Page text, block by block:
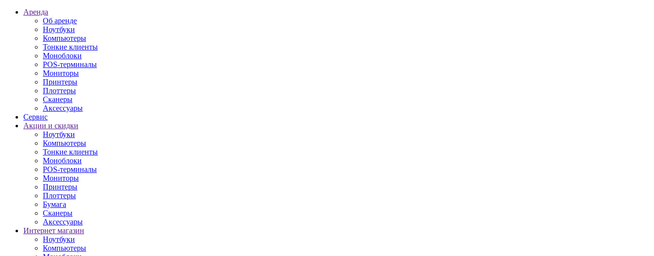
Аренда
Об аренде
Ноутбуки
Компьютеры
Тонкие клиенты
Моноблоки
POS-терминалы
Мониторы
Принтеры
Плоттеры
Сканеры
Аксессуары
Сервис
Акции и скидки
Ноутбуки
Компьютеры
Тонкие клиенты
Моноблоки
POS-терминалы
Мониторы
Принтеры
Плоттеры
Бумага
Сканеры
Аксессуары
Интернет магазин
Ноутбуки
Компьютеры